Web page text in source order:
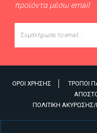
προϊόντα μέσω email
ΌΡΟΙ ΧΡΉΣΗΣ ΤΡΌΠΟΙ
ΠΟΛΙΤΙΚΉ